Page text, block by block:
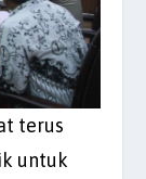
terus
untuk